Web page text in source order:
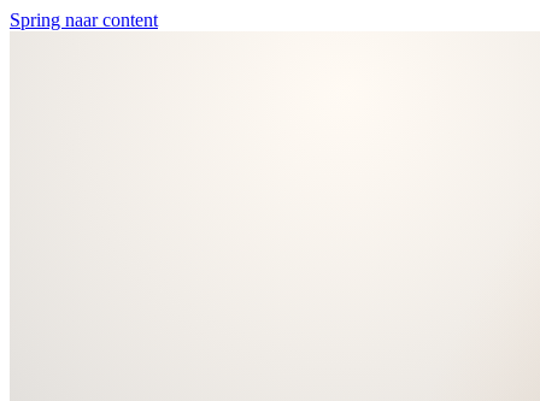
Spring naar content